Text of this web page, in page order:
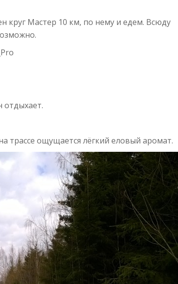
круг Мастер 10 км, по нему и едем. Всюду
отдыхает.
трассе ощущается лёгкий еловый аромат.